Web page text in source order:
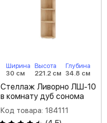
Ширина
30 см
Высота
221.2 см
Глубина
34.8 см
Стеллаж Ливорно ЛШ-10
в комнату дуб сонома
Код товара: 184111